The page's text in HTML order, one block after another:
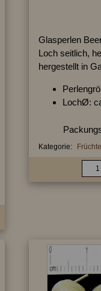
Glasperlen
Loch seitlich,
hergestellt in
LochØ:
Kategorie: Früchte